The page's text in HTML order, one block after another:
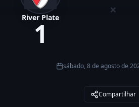
River Plate
1
×
sábado, 8 de agosto de
Compartilhar